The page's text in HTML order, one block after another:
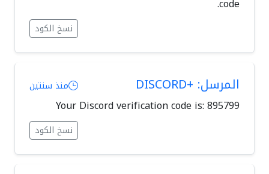
code.
نسخ الكود
المرسل: +DISCORD منذ سنتين
Your Discord verification code is: 895799
نسخ الكود